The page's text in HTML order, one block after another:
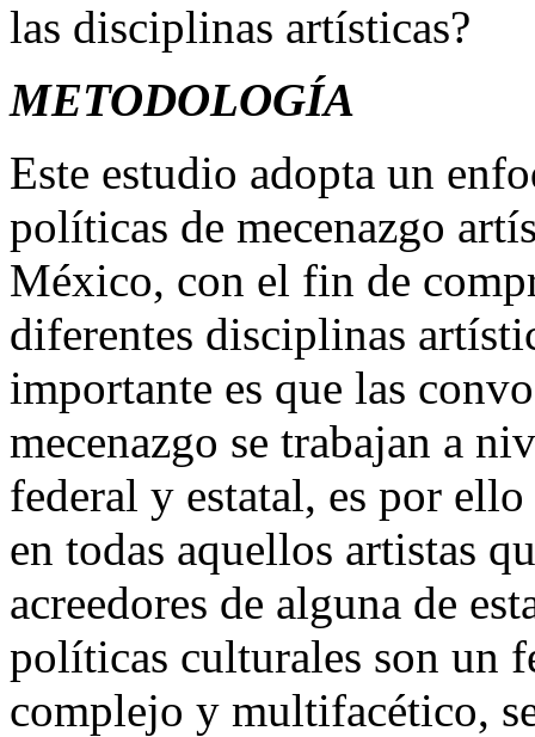
las disciplinas artísticas?
METODOLOGÍA
Este estudio adopta un
políticas de mecenazgo
México, con el fin de
diferentes disciplinas
importante es que las
mecenazgo se trabajan a
federal y estatal, es por
en todas aquellos artistas
acreedores de alguna de
políticas culturales son un
complejo y multifacético,